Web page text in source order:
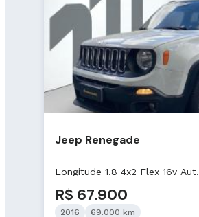
Jeep Renegade
Longitude 1.8 4x2 Flex 16v Aut.
R$ 67.900
2016
69.000 km